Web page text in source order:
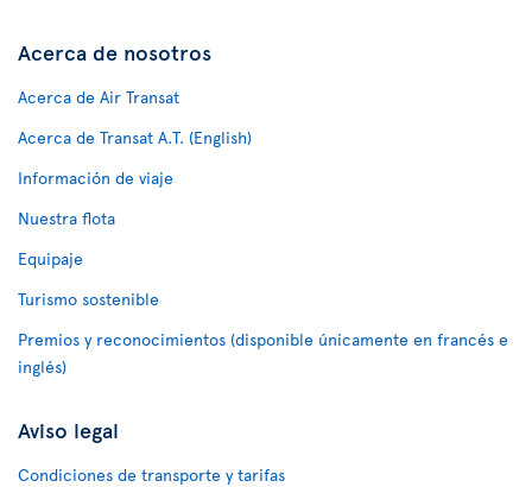
Acerca de nosotros
Acerca de Air Transat
Acerca de Transat A.T. (English)
Información de viaje
Nuestra flota
Equipaje
Turismo sostenible
Premios y reconocimientos (disponible únicamente en francés e
inglés)
Aviso legal
Condiciones de transporte y tarifas